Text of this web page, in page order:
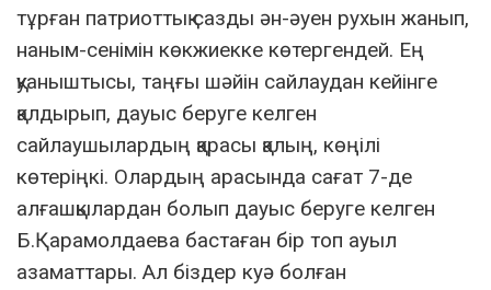
тұрған патриоттық сазды ән-әуен рухын жанып,
наным-сенімін көкжиекке көтергендей. Ең
қуаныштысы, таңғы шәйін сайлаудан кейінге
қалдырып, дауыс беруге келген
сайлаушылардың қарасы қалың, көңілі
көтеріңкі. Олардың арасында сағат 7-де
алғашқылардан болып дауыс беруге келген
Б.Қарамолдаева бастаған бір топ ауыл
азаматтары. Ал біздер куә болған